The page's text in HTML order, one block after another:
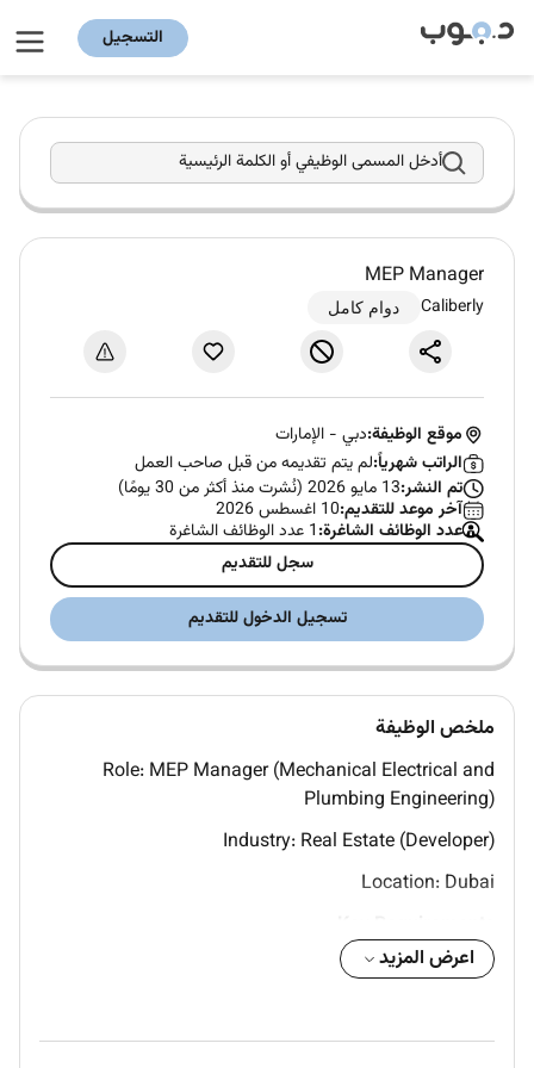
التسجيل
أدخل المسمى الوظيفي أو الكلمة الرئيسية
MEP Manager
Caliberly دوام كامل
موقع الوظيفة:دبي - الإمارات
الراتب شهرياً:لم يتم تقديمه من قبل صاحب العمل
تم النشر:13 مايو 2026 (نُشرت منذ أكثر من 30 يومًا)
آخر موعد للتقديم:10 اغسطس 2026
عدد الوظائف الشاغرة:1 عدد الوظائف الشاغرة
سجل للتقديم
تسجيل الدخول للتقديم
ملخص الوظيفة
Role: MEP Manager (Mechanical Electrical and
Plumbing Engineering)
Industry: Real Estate (Developer)
Location: Dubai
Strong experience working with contracting or
Coordinate MEP works with civil architectural &
اعرض المزيد